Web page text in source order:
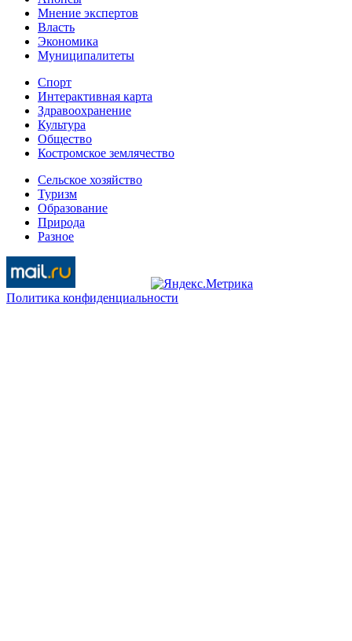
Мнение экспертов
Власть
Экономика
Муниципалитеты
Спорт
Интерактивная карта
Здравоохранение
Культура
Общество
Костромское землячество
Сельское хозяйство
Туризм
Образование
Природа
Разное
Политика конфиденциальности